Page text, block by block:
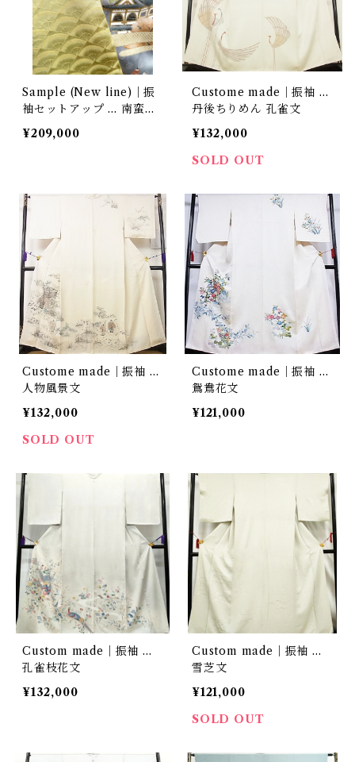
Sample (New line)｜振
袖セットアップ … 南蛮船
文／黄金扇尽くし
¥209,000
Custome made｜振袖 …
丹後ちりめん 孔雀文
¥132,000
SOLD OUT
Custome made｜振袖 …
人物風景文
¥132,000
SOLD OUT
Custome made｜振袖 …
鴛鴦花文
¥121,000
Custom made｜振袖 …
孔雀枝花文
¥132,000
Custom made｜振袖 …
雪芝文
¥121,000
SOLD OUT